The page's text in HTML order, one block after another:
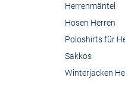
Herrenmäntel
Hosen Herren
Poloshirts für
Sakkos
Winterjacken